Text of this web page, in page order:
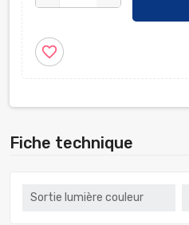
favorite_border
Fiche technique
Sortie lumière couleur